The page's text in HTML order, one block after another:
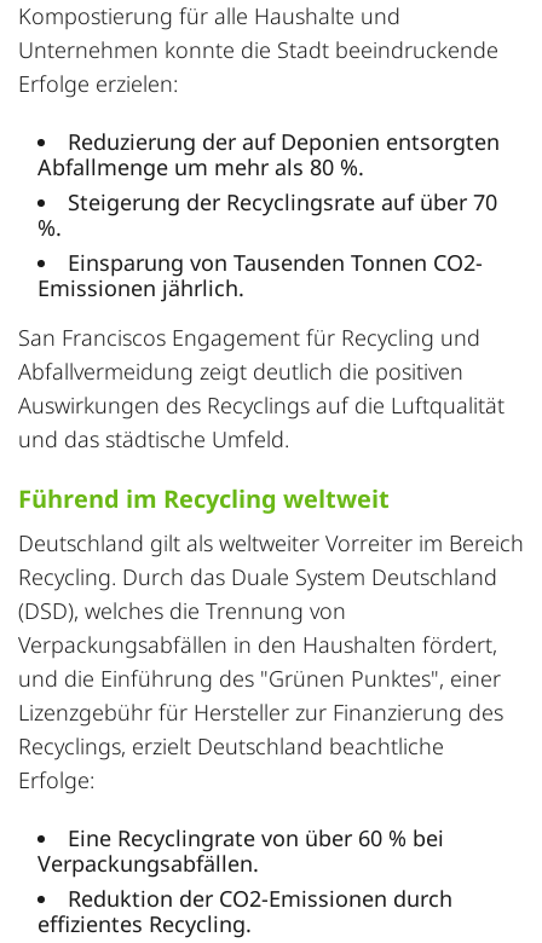
Kompostierung für alle Haushalte und
Unternehmen konnte die Stadt beeindruckende
Erfolge erzielen:
Reduzierung der auf Deponien entsorgten
Abfallmenge um mehr als 80 %.
Steigerung der Recyclingsrate auf über 70
%.
Einsparung von Tausenden Tonnen CO2-
Emissionen jährlich.
San Franciscos Engagement für Recycling und
Abfallvermeidung zeigt deutlich die positiven
Auswirkungen des Recyclings auf die Luftqualität
und das städtische Umfeld.
Führend im Recycling weltweit
Deutschland gilt als weltweiter Vorreiter im Bereich
Recycling. Durch das Duale System Deutschland
(DSD), welches die Trennung von
Verpackungsabfällen in den Haushalten fördert,
und die Einführung des "Grünen Punktes", einer
Lizenzgebühr für Hersteller zur Finanzierung des
Recyclings, erzielt Deutschland beachtliche
Erfolge:
Eine Recyclingrate von über 60 % bei
Verpackungsabfällen.
Reduktion der CO2-Emissionen durch
effizientes Recycling.